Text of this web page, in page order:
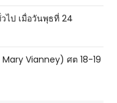
วไป เมื่อวันพุธที่ 24
Vianney) ศต 18-19